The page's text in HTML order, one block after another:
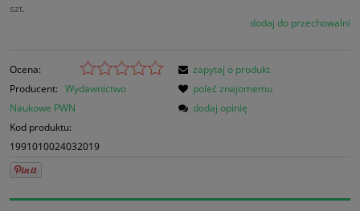
szt.
dodaj do przechowalni
Ocena:
Producent: Wydawnictwo
Naukowe PWN
Kod produktu:
1991010024032019
zapytaj o produkt
poleć znajomemu
dodaj opinię